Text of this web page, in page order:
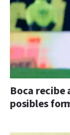
Boca recibe
posibles